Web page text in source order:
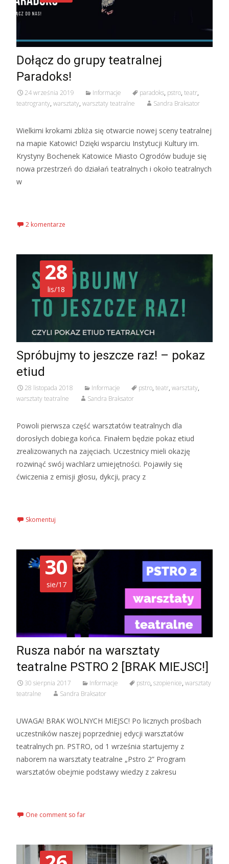
Dołącz do grupy teatralnej
Paradoks!
24 września 2019 Informacje paradoks, pstro, teatr,
teatrogranty, warsztaty, warsztaty teatralne Sandra Braksator
Wielkimi krokami zbliża się otwarcie nowej sceny teatralnej
na mapie Katowic! Dzięki wsparciu Instytucji Kultury im.
Krystyny Bochenek Katowice Miasto Ogrodów buduje się
nowa przestrzeń do działań teatralnych i około teatralnych
w
2 komentarze
28
lis/18
Spróbujmy to jeszcze raz! – pokaz
etiud
28 listopada 2018 Informacje pstro, teatr, warsztaty,
warsztaty teatralne
Sandra Braksator
Powoli pierwsza część warsztatów teatralnych dla
dorosłych dobiega końca. Finałem będzie pokaz etiud
zrealizowanych na zajęciach. Uczestnicy mieli okazję
rozwinąć swój wachlarz umiejętności. Pojawiły się
ćwiczenia z emisji głosu, dykcji, pracy z
Skomentuj
30
sie/17
Rusza nabór na warsztaty
teatralne PSTRO 2 [BRAK MIEJSC!]
30 sierpnia 2017 Informacje pstro, szopienice, warsztaty
teatralne
Sandra Braksator
UWAGA! BRAK WOLNYCH MIEJSC! Po licznych prośbach
uczestników naszej poprzedniej edycji warsztatów
teatralnych pn. PSTRO, od 1 września startujemy z
naborem na warsztaty teatralne „Pstro 2” Program
warsztatów obejmie podstawy wiedzy z zakresu
One comment so far